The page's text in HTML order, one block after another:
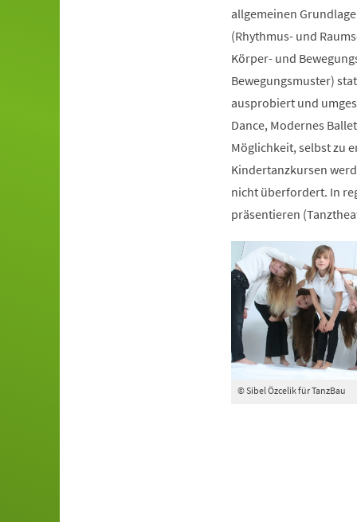
allgemeinen
(Rhythmus- und
Körper- und
Bewegungsmuster)
ausprobiert und
Dance, Modernes
Möglichkeit, selbst zu
Kindertanzkursen
nicht überfordert. In
präsentieren
© Sibel Özcelik für TanzBau